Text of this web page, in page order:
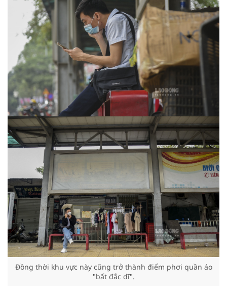
Đồng thời khu vực này cũng trở thành điểm phơi quần áo
"bất đắc dĩ".